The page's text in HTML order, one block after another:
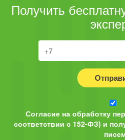
Получить
Согласие на обработку
соответствии с 152-ФЗ) и